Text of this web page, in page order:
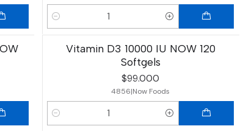
Cantidad
Vitamin D3 10000 IU NOW 120
Softgels
$99.000
4856|Now Foods
Cantidad